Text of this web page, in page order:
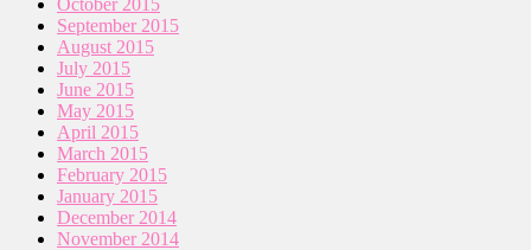
September 2015
August 2015
July 2015
June 2015
May 2015
April 2015
March 2015
February 2015
January 2015
December 2014
November 2014